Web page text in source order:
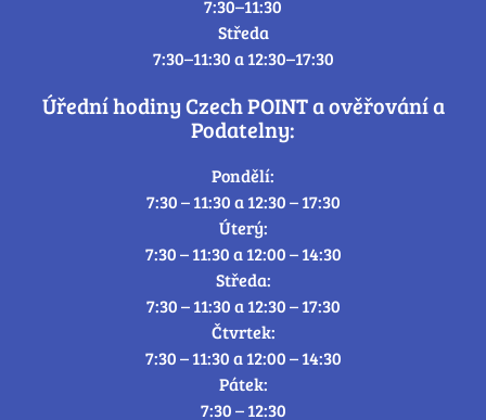
7:30–11:30
Středa
7:30–11:30 a 12:30–17:30
Úřední hodiny Czech POINT a ověřování a
Podatelny:
Pondělí:
7:30 – 11:30 a 12:30 – 17:30
Úterý:
7:30 – 11:30 a 12:00 – 14:30
Středa:
7:30 – 11:30 a 12:30 – 17:30
Čtvrtek:
7:30 – 11:30 a 12:00 – 14:30
Pátek:
7:30 – 12:30